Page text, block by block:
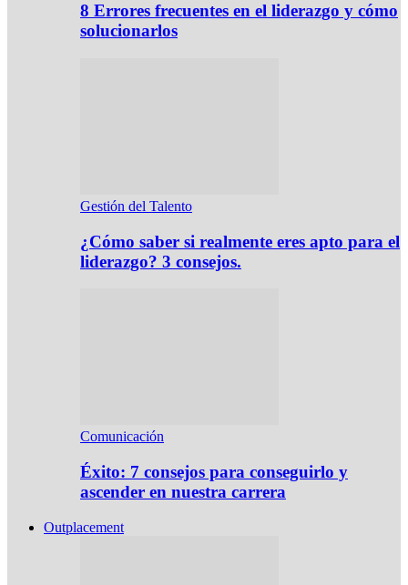
8 Errores frecuentes en el liderazgo y cómo
solucionarlos
Gestión del Talento
¿Cómo saber si realmente eres apto para el
liderazgo? 3 consejos.
Comunicación
Éxito: 7 consejos para conseguirlo y
ascender en nuestra carrera
Outplacement